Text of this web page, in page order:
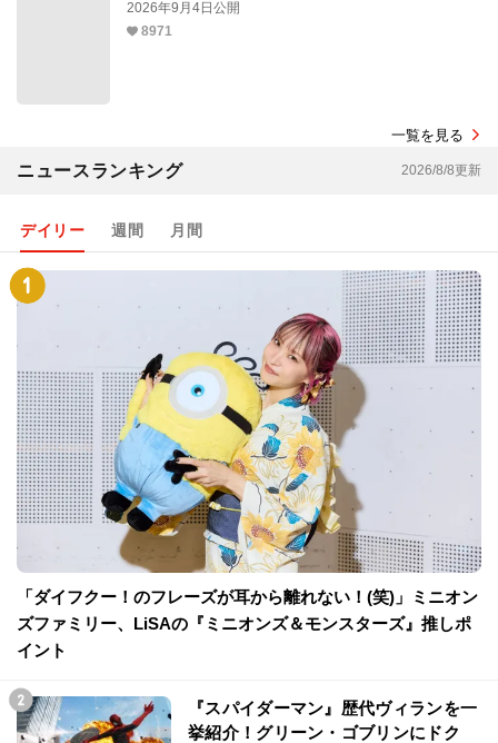
2026年9月4日公開
8971
一覧を見る
ニュースランキング 2026/8/8更新
デイリー 週間 月間
「ダイフクー！のフレーズが耳から離れない！(笑)」ミニオン
ズファミリー、LiSAの『ミニオンズ＆モンスターズ』推しポ
イント
『スパイダーマン』歴代ヴィランを一
挙紹介！グリーン・ゴブリンにドク